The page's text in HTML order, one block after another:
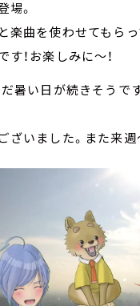
場。
楽曲を使わせてもら
！お楽しみに～！
暑い日が続きそうで
いました。また来週